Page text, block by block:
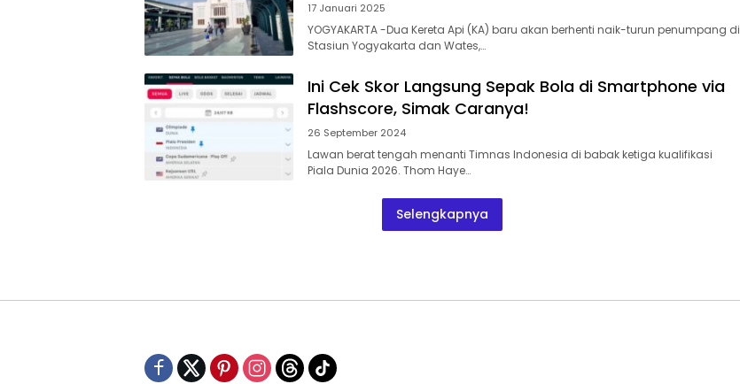
17 Januari 2025
YOGYAKARTA -Dua Kereta Api (KA) baru akan berhenti naik-turun penumpang di
Stasiun Yogyakarta dan Wates,…
Ini Cek Skor Langsung Sepak Bola di Smartphone via
Flashscore, Simak Caranya!
26 September 2024
Lawan berat tengah menanti Timnas Indonesia di babak ketiga kualifikasi
Piala Dunia 2026. Thom Haye…
Selengkapnya